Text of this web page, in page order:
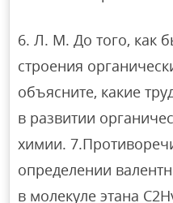
6. Л. М. До того, как
строения
объясните, какие
в развитии
химии.
определении
в молекуле этана